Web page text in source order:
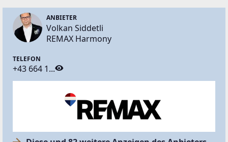
ANBIETER
Volkan Siddetli
REMAX Harmony
TELEFON
+43 664 1...